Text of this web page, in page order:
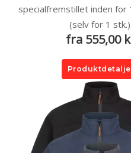
specialfremstillet inden for
(selv for 1 stk.).
fra 555,00